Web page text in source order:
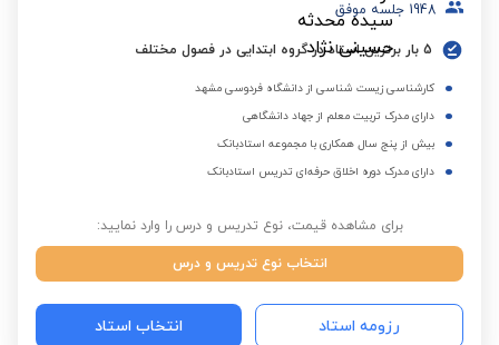
1948 جلسه موفق
5 بار برترین استاد در گروه ابتدایی در فصول مختلف
کارشناسی زیست شناسی از دانشگاه فردوسی مشهد
دارای مدرک تربیت معلم از جهاد دانشگاهی
بیش از پنج سال همکاری با مجموعه استادبانک
دارای مدرک دوره اخلاق حرفه‌ای تدریس استادبانک
برای مشاهده قیمت، نوع تدریس و درس را وارد نمایید:
انتخاب نوع تدریس و درس
رزومه استاد انتخاب استاد